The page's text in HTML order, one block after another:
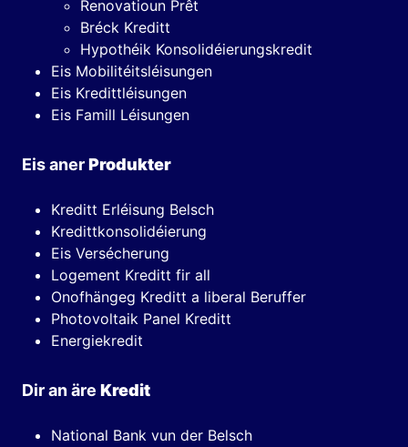
Renovatioun Prêt
Bréck Kreditt
Hypothéik Konsolidéierungskredit
Eis Mobilitéitsléisungen
Eis Kredittléisungen
Eis Famill Léisungen
Eis anerProdukter
Kreditt Erléisung Belsch
Kredittkonsolidéierung
Eis Versécherung
Logement Kreditt fir all
Onofhängeg Kreditt a liberal Beruffer
Photovoltaik Panel Kreditt
Energiekredit
Dir an äre Kredit
National Bank vun der Belsch